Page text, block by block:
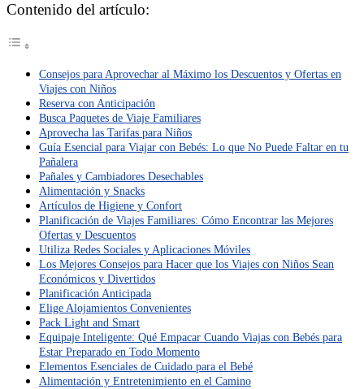
Contenido del artículo:
Consejos para Aprovechar al Máximo los Descuentos y Ofertas en
Viajes con Niños
Reserva con Anticipación
Busca Paquetes de Viaje Familiares
Aprovecha las Tarifas para Niños
Guía Esencial para Viajar con Bebés: Lo que No Puede Faltar en tu
Pañalera
Pañales y Cambiadores Desechables
Alimentación y Snacks
Artículos de Higiene y Confort
Planificación de Viajes Familiares: Cómo Encontrar las Mejores
Ofertas y Descuentos
Utiliza Redes Sociales y Aplicaciones Móviles
Los Mejores Consejos para Hacer que los Viajes con Niños Sean
Económicos y Divertidos
Planificación Anticipada
Elige Alojamientos Convenientes
Pack Light and Smart
Equipaje Inteligente: Qué Empacar Cuando Viajas con Bebés para
Estar Preparado en Todo Momento
Elementos Esenciales de Cuidado para el Bebé
Alimentación y Entretenimiento en el Camino